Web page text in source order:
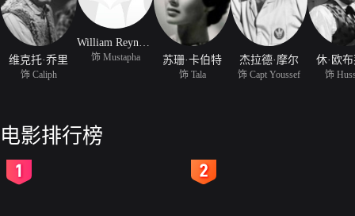
维克托·乔里
饰 Caliph
William Reynolds
饰 Mustapha 苏珊·卡伯特
饰 Tala
杰拉德·摩尔
饰 Capt Youssef
休·欧
饰
电影排行榜